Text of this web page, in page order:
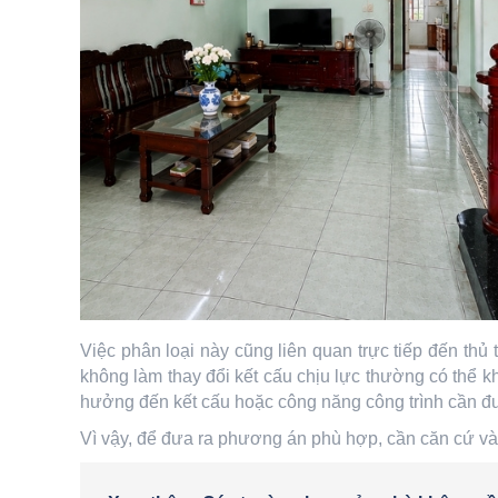
Việc phân loại này cũng liên quan trực tiếp đến
không làm thay đổi kết cấu chịu lực thường có thể
hưởng đến kết cấu hoặc công năng công trình cần
Vì vậy, để đưa ra phương án phù hợp, cần căn cứ